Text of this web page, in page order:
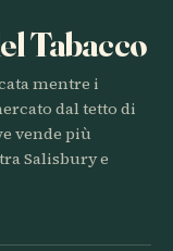
Tabacco
mentre i
dal tetto di
vende più
Salisbury e